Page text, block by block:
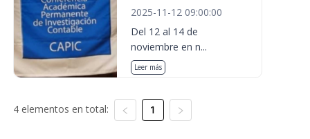
2025-11-12 09:00:00
Del 12 al 14 de
noviembre en n...
Leer más
4 elementos en total: 1